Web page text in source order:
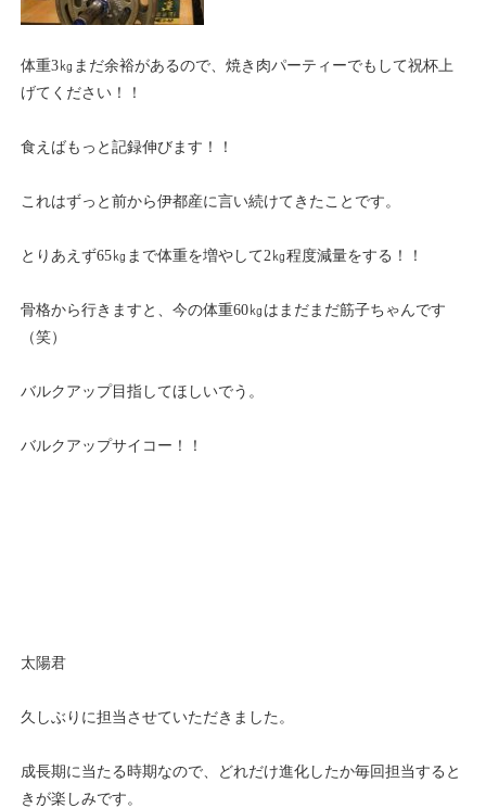
体重3㎏まだ余裕があるので、焼き肉パーティーでもして祝杯上
げてください！！
食えばもっと記録伸びます！！
これはずっと前から伊都産に言い続けてきたことです。
とりあえず65㎏まで体重を増やして2㎏程度減量をする！！
骨格から行きますと、今の体重60㎏はまだまだ筋子ちゃんです
（笑）
バルクアップ目指してほしいでう。
バルクアップサイコー！！
太陽君
久しぶりに担当させていただきました。
成長期に当たる時期なので、どれだけ進化したか毎回担当すると
きが楽しみです。